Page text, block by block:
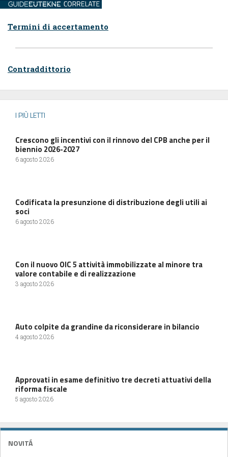
Termini di accertamento
Contraddittorio
I PIÙ LETTI
Crescono gli incentivi con il rinnovo del CPB anche per il
biennio 2026-2027
6 agosto 2026
Codificata la presunzione di distribuzione degli utili ai
soci
6 agosto 2026
Con il nuovo OIC 5 attività immobilizzate al minore tra
valore contabile e di realizzazione
3 agosto 2026
Auto colpite da grandine da riconsiderare in bilancio
4 agosto 2026
Approvati in esame definitivo tre decreti attuativi della
riforma fiscale
5 agosto 2026
NOVITÁ